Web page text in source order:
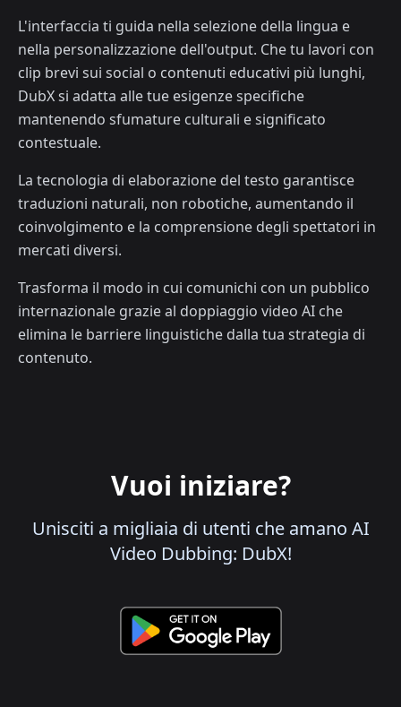
L'interfaccia ti guida nella selezione della lingua e
nella personalizzazione dell'output. Che tu lavori con
clip brevi sui social o contenuti educativi più lunghi,
DubX si adatta alle tue esigenze specifiche
mantenendo sfumature culturali e significato
contestuale.
La tecnologia di elaborazione del testo garantisce
traduzioni naturali, non robotiche, aumentando il
coinvolgimento e la comprensione degli spettatori in
mercati diversi.
Trasforma il modo in cui comunichi con un pubblico
internazionale grazie al doppiaggio video AI che
elimina le barriere linguistiche dalla tua strategia di
contenuto.
Vuoi iniziare?
Unisciti a migliaia di utenti che amano AI
Video Dubbing: DubX!